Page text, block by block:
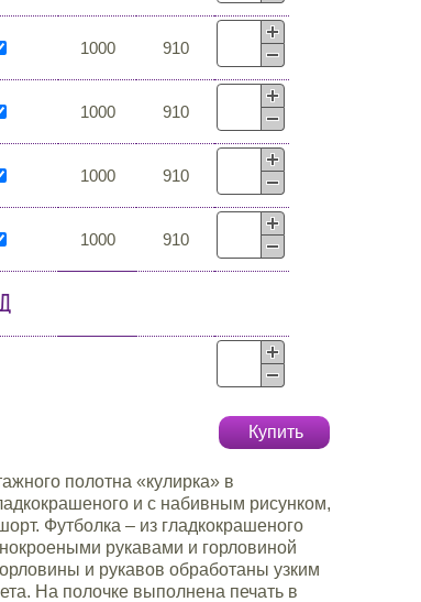
1000 910
1000 910
1000 910
1000 910
Купить
полотна «кулирка» в
и с набивным рисунком,
Футболка – из гладкокрашеного
рукавами и горловиной
и рукавов обработаны узким
На полочке выполнена печать в